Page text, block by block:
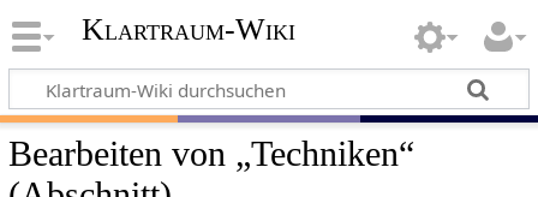
Klartraum-Wiki
Bearbeiten von „Techniken“